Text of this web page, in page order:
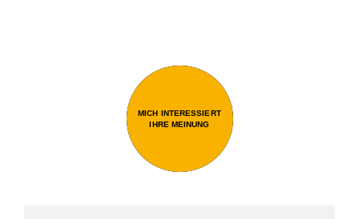
MICH INTERESSIERT
IHRE MEINUNG